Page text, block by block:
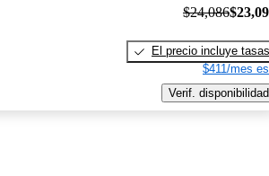
$24,086
El precio incluye tasas
$411/mes
Verif. disponibilidad